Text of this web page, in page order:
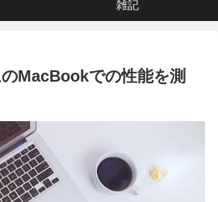
雑記
MacBookでの性能を測